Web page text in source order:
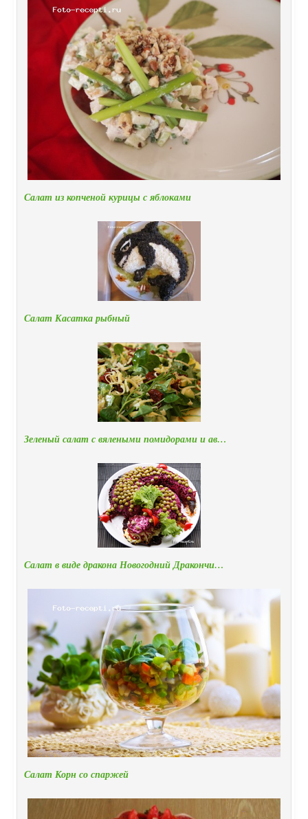
Салат из копченой курицы с яблоками
Салат Касатка рыбный
Зеленый салат с вялеными помидорами и ав…
Салат в виде дракона Новогодний Дракончи…
Салат Корн со спаржей